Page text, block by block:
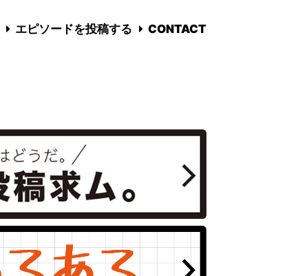
エピソードを投稿する CONTACT